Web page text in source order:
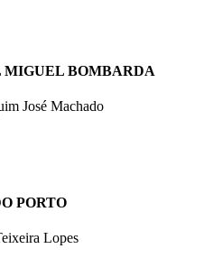
BOMBARDA
José Machado
PORTO
Lopes